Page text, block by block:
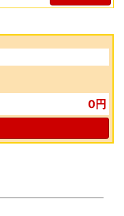
0円